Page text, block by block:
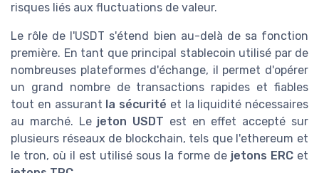
risques liés aux fluctuations de valeur.
Le rôle de l'USDT s'étend bien au-delà de sa fonction
première. En tant que principal stablecoin utilisé par de
nombreuses plateformes d'échange, il permet d'opérer
un grand nombre de transactions rapides et fiables
tout en assurant la sécurité et la liquidité nécessaires
au marché. Le jeton USDT est en effet accepté sur
plusieurs réseaux de blockchain, tels que l'ethereum et
le tron, où il est utilisé sous la forme de jetons ERC et